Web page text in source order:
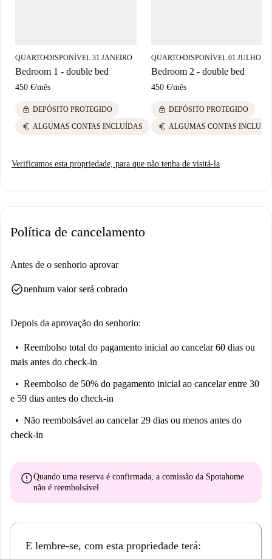
QUARTO■DISPONÍVEL 31 JANEIRO
Bedroom 1 - double bed
450 €/mês
lock DEPÓSITO PROTEGIDO
euro ALGUMAS CONTAS INCLUÍDAS
QUARTO■DISPONÍVEL 01 JULHO
Bedroom 2 - double bed
450 €/mês
lock DEPÓSITO PROTEGIDO
euro ALGUMAS CONTAS
Verificamos esta propriedade, para que não tenha de visitá-la
Política de cancelamento
Antes de o senhorio aprovar
check_circlenenhum valor será cobrado
Depois da aprovação do senhorio:
Reembolso total do pagamento inicial ao cancelar 60 dias ou
mais antes do check-in
Reembolso de 50% do pagamento inicial ao cancelar entre 30
e 59 dias antes do check-in
Não reembolsável ao cancelar 29 dias ou menos antes do
check-in
errorQuando uma reserva é confirmada, a comissão da Spotahome
não é reembolsável
E lembre-se, com esta propriedade terá: